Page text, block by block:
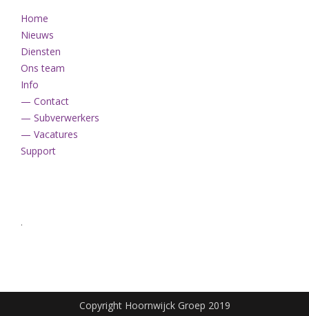
Home
Nieuws
Diensten
Ons team
Info
— Contact
— Subverwerkers
— Vacatures
Support
.
Copyright Hoornwijck Groep 2019